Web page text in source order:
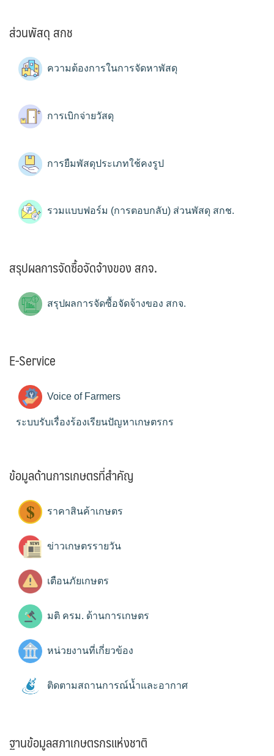
ส่วนพัสดุ สกช
ความต้องการในการจัดหาพัสดุ
การเบิกจ่ายวัสดุ
การยืมพัสดุประเภทใช้คงรูป
รวมแบบฟอร์ม (การตอบกลับ) ส่วนพัสดุ สกช.
สรุปผลการจัดซื้อจัดจ้างของ สกจ.
สรุปผลการจัดซื้อจัดจ้างของ สกจ.
E-Service
Voice of Farmers
ระบบรับเรื่องร้องเรียนปัญหาเกษตรกร
ข้อมูลด้านการเกษตรที่สำคัญ
ราคาสินค้าเกษตร
ข่าวเกษตรรายวัน
เตือนภัยเกษตร
มติ ครม. ด้านการเกษตร
หน่วยงานที่เกี่ยวข้อง
ติดตามสถานการณ์น้ำและอากาศ
ฐานข้อมูลสภาเกษตรกรแห่งชาติ